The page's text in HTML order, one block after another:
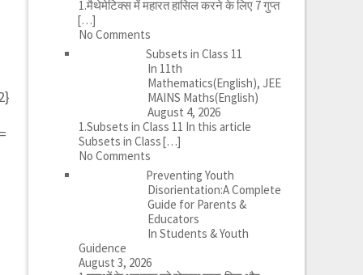
1.मैथेमेटिक्स में महारत हासिल करने के लिए 7 गुप्त
[…]
No Comments
Subsets in Class 11
In 11th
Mathematics(English), JEE
MAINS Maths(English)
August 4, 2026
1.Subsets in Class 11 In this article
Subsets in Class[…]
No Comments
Preventing Youth
Disorientation:A Complete
Guide for Parents &
Educators
In Students & Youth
Guidence
August 3, 2026